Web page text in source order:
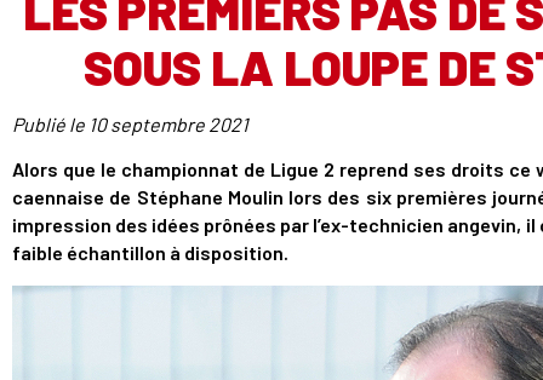
SOUS LA LOUPE DE
Publié le 10 septembre 2021
Alors que le championnat de Ligue 2 reprend ses droits ce
caennaise de Stéphane Moulin lors des six premières
impression des idées prônées par l’ex-technicien angevin,
faible échantillon à disposition.